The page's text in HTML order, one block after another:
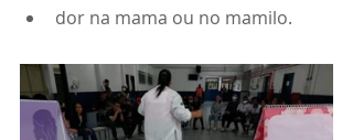
dor na mama ou no mamilo.